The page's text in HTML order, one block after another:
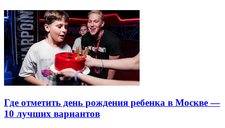
Где отметить день рождения ребенка в Москве —
10 лучших вариантов